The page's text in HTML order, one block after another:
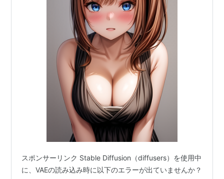
スポンサーリンク Stable Diffusion（diffusers）を使用中
に、VAEの読み込み時に以下のエラーが出ていませんか？